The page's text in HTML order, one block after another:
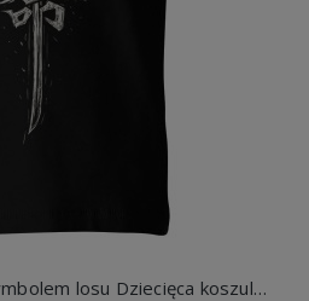
Katana z japońskim symbolem losu Dziecięca koszulka